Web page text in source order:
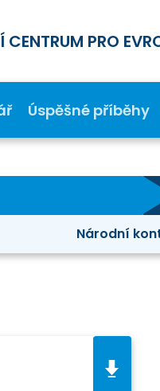
PRO
Úspěšné příběhy
Národní